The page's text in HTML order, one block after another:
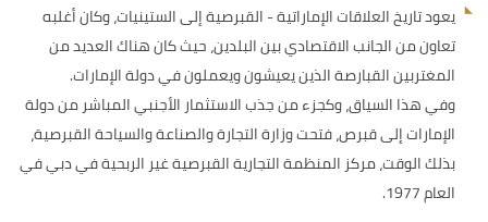
يعود تاريخ العلاقات الإماراتية - القبرصية إلى الستينيات، وكان أغلبه
تعاون من الجانب الاقتصادي بين البلدين، حيث كان هناك العديد من
المغتربين القبارصة الذين يعيشون ويعملون في دولة الإمارات.
وفي هذا السياق، وكجزء من جذب الاستثمار الأجنبي المباشر من دولة
الإمارات إلى قبرص، فتحت وزارة التجارة والصناعة والسياحة القبرصية،
بذلك الوقت، مركز المنظمة التجارية القبرصية غير الربحية في دبي في
العام 1977.